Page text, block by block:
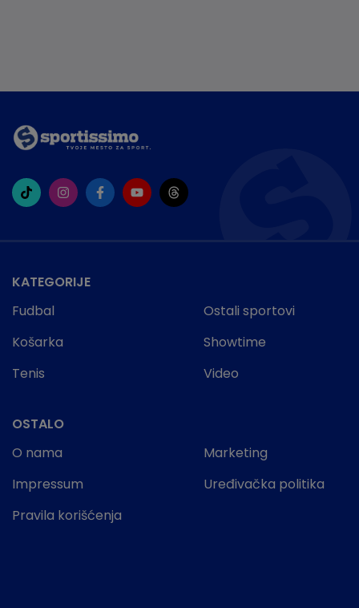
KATEGORIJE
Fudbal
Košarka
Tenis
Ostali sportovi
Showtime
Video
OSTALO
O nama
Impressum
Pravila korišćenja
Marketing
Uređivačka politika